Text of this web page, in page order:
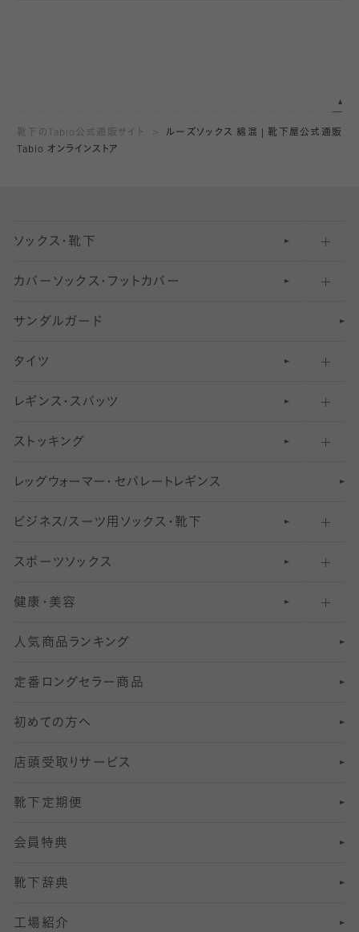
靴下のTabio公式通販サイト
ルーズソックス 綿混 | 靴下屋公式通販
Tabio オンラインストア
ソックス・靴下
五本指ソックス・靴下
足袋ソックス・靴下
無地・プレーンソックス・靴下
柄ソックス・靴下
スニーカー（くるぶし）用ソックス
アンクル・ショートソックス（くるぶし上）
クルーソックス（ふくらはぎ下）
ハイソックス
オーバーニー・ニーハイソックス
カバーソックス・フットカバー
フットカバー・カバーソックス（深め）
フットカバー・カバーソックス（ふつう）
フットカバー・カバーソックス（浅め）
サンダルガード
タイツ
30デニール以下のタイツ（薄手タイツ）
31〜40デニールタイツ
41〜60デニールタイツ
61〜80デニールタイツ
81 〜110デニールタイツ
111〜210デニールタイツ
211デニールタイツ以上（防寒・厚手タイツ）
レギンス・スパッツ
柄レギンス
無地レギンス
レギンスパンツ（レギパン）
マタニティレギンス
5 分丈
6 分丈レギンス
7 分丈 レギンス
8分丈 レギンス
10分丈 レギンス
12分丈レギンス
13分丈レギンス
ストッキング
伝線しにくいストッキング
ショートストッキング
結婚式用ストッキング
美脚ストッキング
オールスルーストッキング
レッ グ ウォー マー ・ セパレー ト レ ギンス
ビジネス/スーツ用 ソックス・靴下
匠シリーズ
フレッシャーズ向けソックス・靴下
冠婚葬祭向けソックス・靴下
スーツカジュアルソックス・靴下
ロングホーズ
スポーツソックス
ランニングソックス・靴下
ゴルフソックス・靴下
サッカー・フットサル用ソックス
ヨガソックス・靴下
スポーツ用レッグウォーマー
SSサイズ（21～23cm）
Sサイズ（22～25cm）
Mサイズ（25～27cm）
Lサイズ（27～29cm）
健康・美容
インナーソックス
加圧・着圧ソックス
冷えとり靴下
着圧・加圧タイツ
むくみ対策
足の疲れ対策
足の臭い対策
冷え対策
人気商品ランキング
定番ロングセラー商品
初めての方へ
店頭受取りサービス
靴下定期便
会員特典
靴下辞典
工場紹介